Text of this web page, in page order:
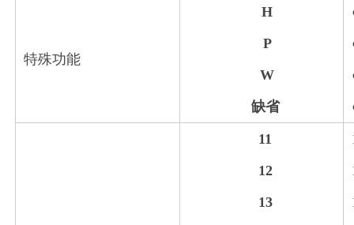
特殊功能
H
P
W
缺省
11
12
13